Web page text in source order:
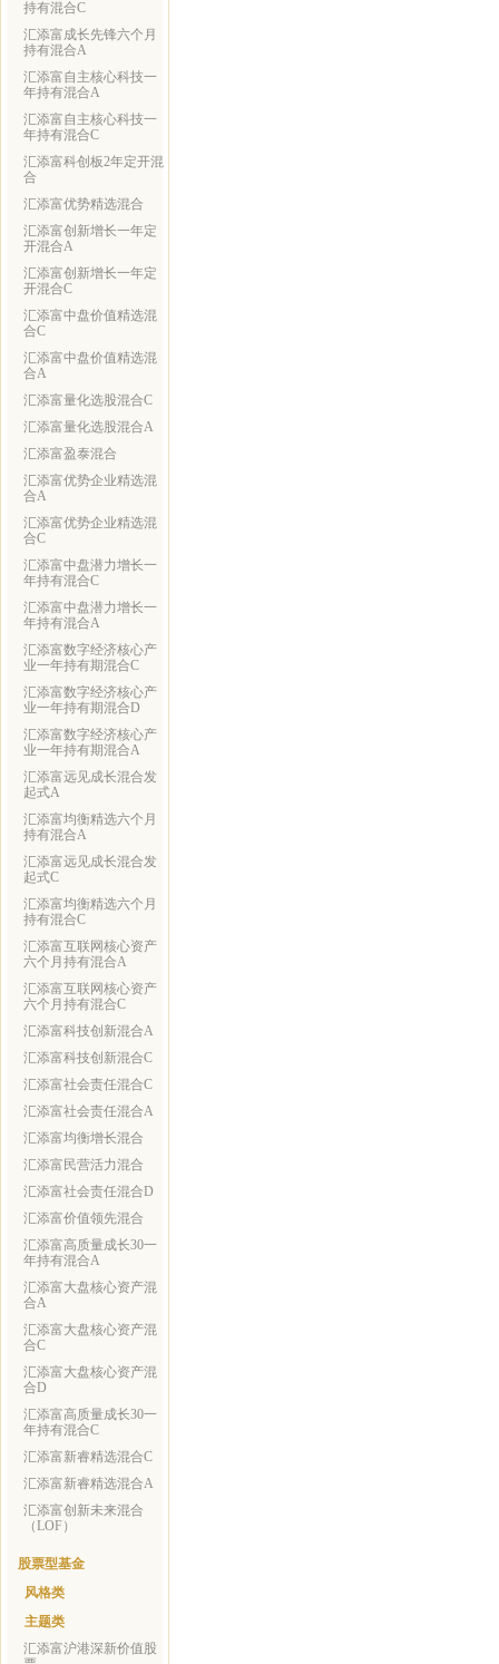
持有混合C
汇添富成长先锋六个月
持有混合A
汇添富自主核心科技一
年持有混合A
汇添富自主核心科技一
年持有混合C
汇添富科创板2年定开混
合
汇添富优势精选混合
汇添富创新增长一年定
开混合A
汇添富创新增长一年定
开混合C
汇添富中盘价值精选混
合C
汇添富中盘价值精选混
合A
汇添富量化选股混合C
汇添富量化选股混合A
汇添富盈泰混合
汇添富优势企业精选混
合A
汇添富优势企业精选混
合C
汇添富中盘潜力增长一
年持有混合C
汇添富中盘潜力增长一
年持有混合A
汇添富数字经济核心产
业一年持有期混合C
汇添富数字经济核心产
业一年持有期混合D
汇添富数字经济核心产
业一年持有期混合A
汇添富远见成长混合发
起式A
汇添富均衡精选六个月
持有混合A
汇添富远见成长混合发
起式C
汇添富均衡精选六个月
持有混合C
汇添富互联网核心资产
六个月持有混合A
汇添富互联网核心资产
六个月持有混合C
汇添富科技创新混合A
汇添富科技创新混合C
汇添富社会责任混合C
汇添富社会责任混合A
汇添富均衡增长混合
汇添富民营活力混合
汇添富社会责任混合D
汇添富价值领先混合
汇添富高质量成长30一
年持有混合A
汇添富大盘核心资产混
合A
汇添富大盘核心资产混
合C
汇添富大盘核心资产混
合D
汇添富高质量成长30一
年持有混合C
汇添富新睿精选混合C
汇添富新睿精选混合A
汇添富创新未来混合
（LOF）
股票型基金
风格类
主题类
汇添富沪港深新价值股